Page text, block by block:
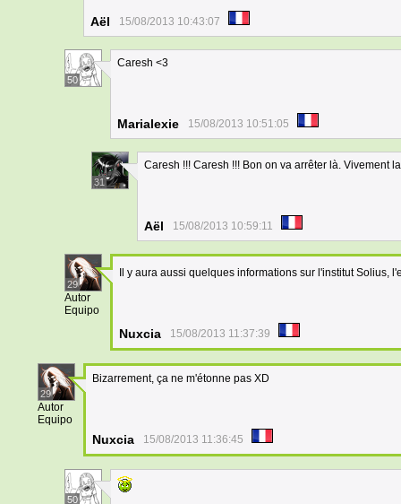
Aël 15/08/2013 10:43:07
50
Caresh <3
Marialexie 15/08/2013 10:51:05
31
Caresh !!! Caresh !!! Bon on va arrêter là. Vivement
Aël 15/08/2013 10:59:11
29
Autor
Equipo
Il y aura aussi quelques informations sur l'institut
Nuxcia 15/08/2013 11:37:39
29
Autor
Equipo
Bizarrement, ça ne m'étonne pas XD
Nuxcia 15/08/2013 11:36:45
50